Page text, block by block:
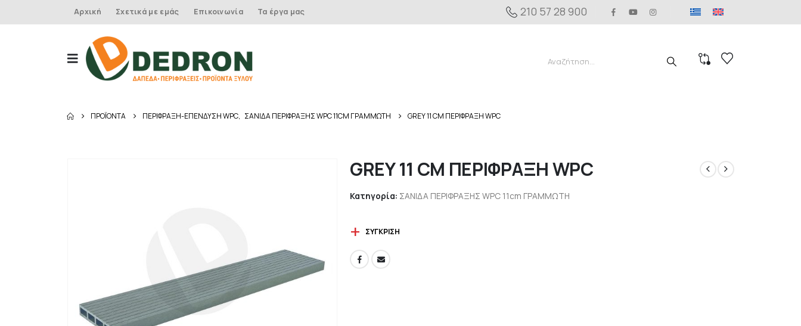
Αρχική Σχετικά με εμάς Επικοινωνία Τα έργα μας 210 57 28 900
ΠΡΟΪΌΝΤΑ ΠΕΡΙΦΡΑΞΗ-ΕΠΕΝΔΥΣΗ WPC, ΣΑΝΙΔΑ ΠΕΡΙΦΡΑΞΗΣ WPC 11CM ΓΡΑΜΜΩΤΗ GREY 11 CM ΠΕΡΙΦΡΑΞΗ WPC
GREY 11 CM ΠΕΡΙΦΡΑΞΗ WPC
Κατηγορία: ΣΑΝΙΔΑ ΠΕΡΙΦΡΑΞΗΣ WPC 11cm ΓΡΑΜΜΩΤΗ
ΣΎΓΚΡΙΣΗ